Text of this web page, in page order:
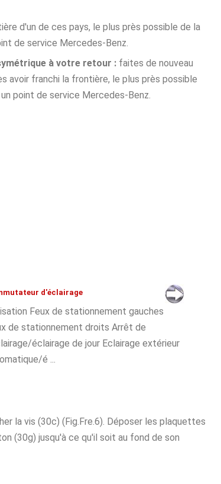
d'un de ces pays, le plus près possible de la
de service Mercedes-Benz.
à votre retour : faites de nouveau
avoir franchi la frontière, le plus près possible
point de service Mercedes-Benz.
d'éclairage
Feux de stationnement gauches
de stationnement droits Arrêt de
éclairage de jour Eclairage extérieur
é ...
la vis (30c) (Fig.Fre.6). Déposer les plaquettes
(30g) jusqu'à ce qu'il soit au fond de son